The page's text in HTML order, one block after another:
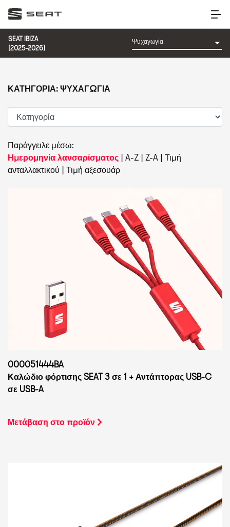
SEAT IBIZA
(2025-2026)
Παράγγειλε μέσω:
Ημερομηνία λανσαρίσματος | A-Z | Z-A | Τιμή
ανταλλακτικού | Τιμή αξεσουάρ
000051444BA
Καλώδιο φόρτισης SEAT 3 σε 1 + Αντάπτορας USB-C
σε USB-A
Μετάβαση στο προϊόν
ΚΑΤΗΓΟΡΊΑ: ΨΥΧΑΓΩΓΊΑ